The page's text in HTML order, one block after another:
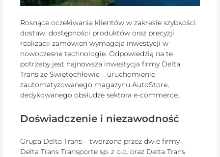
Rosnące oczekiwania klientów w zakresie szybkości
dostaw, dostępności produktów oraz precyzji
realizacji zamówień wymagają inwestycji w
nowoczesne technologie. Odpowiedzią na te
potrzeby jest najnowsza inwestycja firmy Delta
Trans ze Świętochłowic – uruchomienie
zautomatyzowanego magazynu AutoStore,
dedykowanego obsłudze sektora e-commerce.
Doświadczenie i niezawodność
Grupa Delta Trans – tworzona przez dwie firmy
Delta Trans Transporte sp. z o.o. oraz Delta Trans